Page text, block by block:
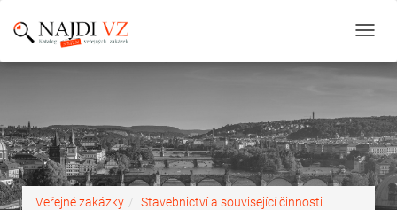
Veřejné zakázky
Stavebnictví a související činnosti